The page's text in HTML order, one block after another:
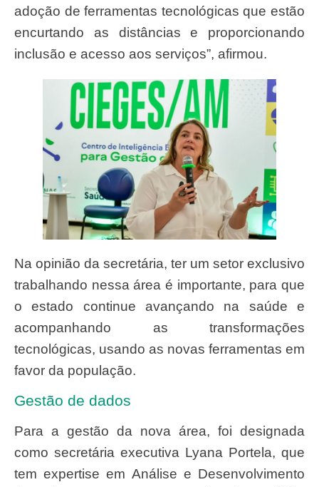
adoção de ferramentas tecnológicas que estão
encurtando as distâncias e proporcionando
inclusão e acesso aos serviços”, afirmou.
Na opinião da secretária, ter um setor exclusivo
trabalhando nessa área é importante, para que
o estado continue avançando na saúde e
acompanhando as transformações
tecnológicas, usando as novas ferramentas em
favor da população.
Gestão de dados
Para a gestão da nova área, foi designada
como secretária executiva Lyana Portela, que
tem expertise em Análise e Desenvolvimento